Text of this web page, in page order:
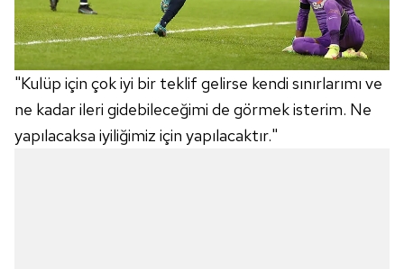
"Kulüp için çok iyi bir teklif gelirse kendi sınırlarımı ve
ne kadar ileri gidebileceğimi de görmek isterim. Ne
yapılacaksa iyiliğimiz için yapılacaktır."